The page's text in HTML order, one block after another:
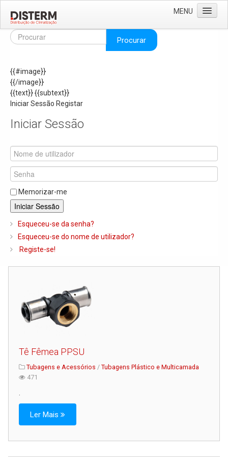
MENU
Home
Áreas de Negócio
Missão e Valores
As Nossas Marcas
Recrutamento
Produtos
Solar
Termoacumuladores e Depósitos de Inércia
Ar Condicionado
Caldeiras e Queimadores
Biomassa
Radiadores e Ventiloconvetores
Depósitos de Gasóleo e Água
Bombas e Circuladores
Tubagens e Acessórios
Procurar
{{#image}}
{{/image}}
{{text}}{{subtext}}
Iniciar Sessão Registar
Iniciar Sessão
Memorizar-me
Iniciar Sessão
Esqueceu-se da senha?
Esqueceu-se do nome de utilizador?
Registe-se!
Tê Fêmea PPSU
Tubagens e Acessórios / Tubagens Plástico e Multicamada
471
Ler Mais